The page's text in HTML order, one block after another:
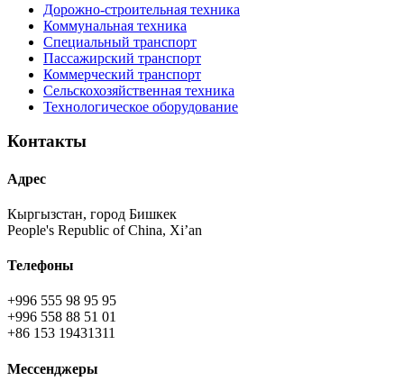
Дорожно-строительная техника
Коммунальная техника
Специальный транспорт
Пассажирский транспорт
Коммерческий транспорт
Сельскохозяйственная техника
Технологическое оборудование
Контакты
Адрес
Кыргызстан, город Бишкек
People's Republic of China, Xi’an
Телефоны
+996 555 98 95 95
+996 558 88 51 01
+86 153 19431311
Мессенджеры